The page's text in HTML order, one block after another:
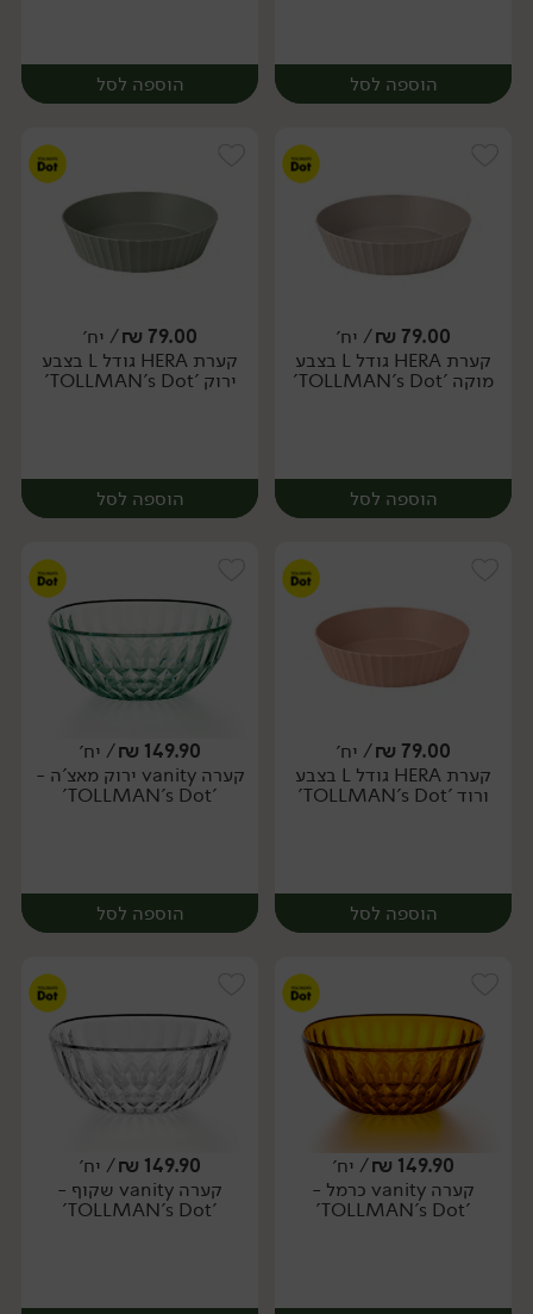
הוספה לסל
יח׳
הוספה לסל
יח׳
79.00
₪/ יח׳
קערת HERA גודל L בצבע
מוקה 'TOLLMAN's Dot'
הוספה לסל
יח׳
79.00
₪/ יח׳
קערת HERA גודל L בצבע
ירוק 'TOLLMAN's Dot'
הוספה לסל
יח׳
79.00
₪/ יח׳
קערת HERA גודל L בצבע
ורוד 'TOLLMAN's Dot'
הוספה לסל
יח׳
149.90
₪/ יח׳
קערה vanity ירוק מאצ'ה -
'TOLLMAN's Dot'
הוספה לסל
יח׳
149.90
₪/ יח׳
קערה vanity כרמל -
'TOLLMAN's Dot'
149.90
₪/ יח׳
קערה vanity שקוף -
'TOLLMAN's Dot'